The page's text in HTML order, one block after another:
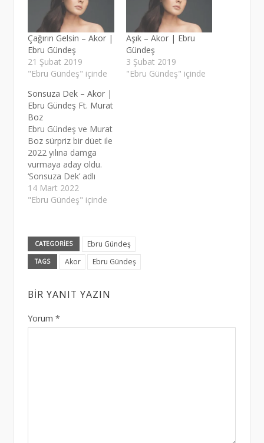
Çağırın Gelsin – Akor |
Ebru Gündeş
21 Şubat 2019
"Ebru Gündeş" içinde
Aşık – Akor | Ebru
Gündeş
3 Şubat 2019
"Ebru Gündeş" içinde
Sonsuza Dek – Akor |
Ebru Gündeş Ft. Murat
Boz
Ebru Gündeş ve Murat
Boz sürpriz bir düet ile
2022 yılına damga
vurmaya aday oldu.
‘Sonsuza Dek’ adlı
şarkının gitar akorları
kolay tonda
alıyor.
14 Mart 2022
"Ebru Gündeş" içinde
CATEGORIES Ebru Gündeş
TAGS Akor Ebru Gündeş
BIR YANIT YAZIN
Yorum *